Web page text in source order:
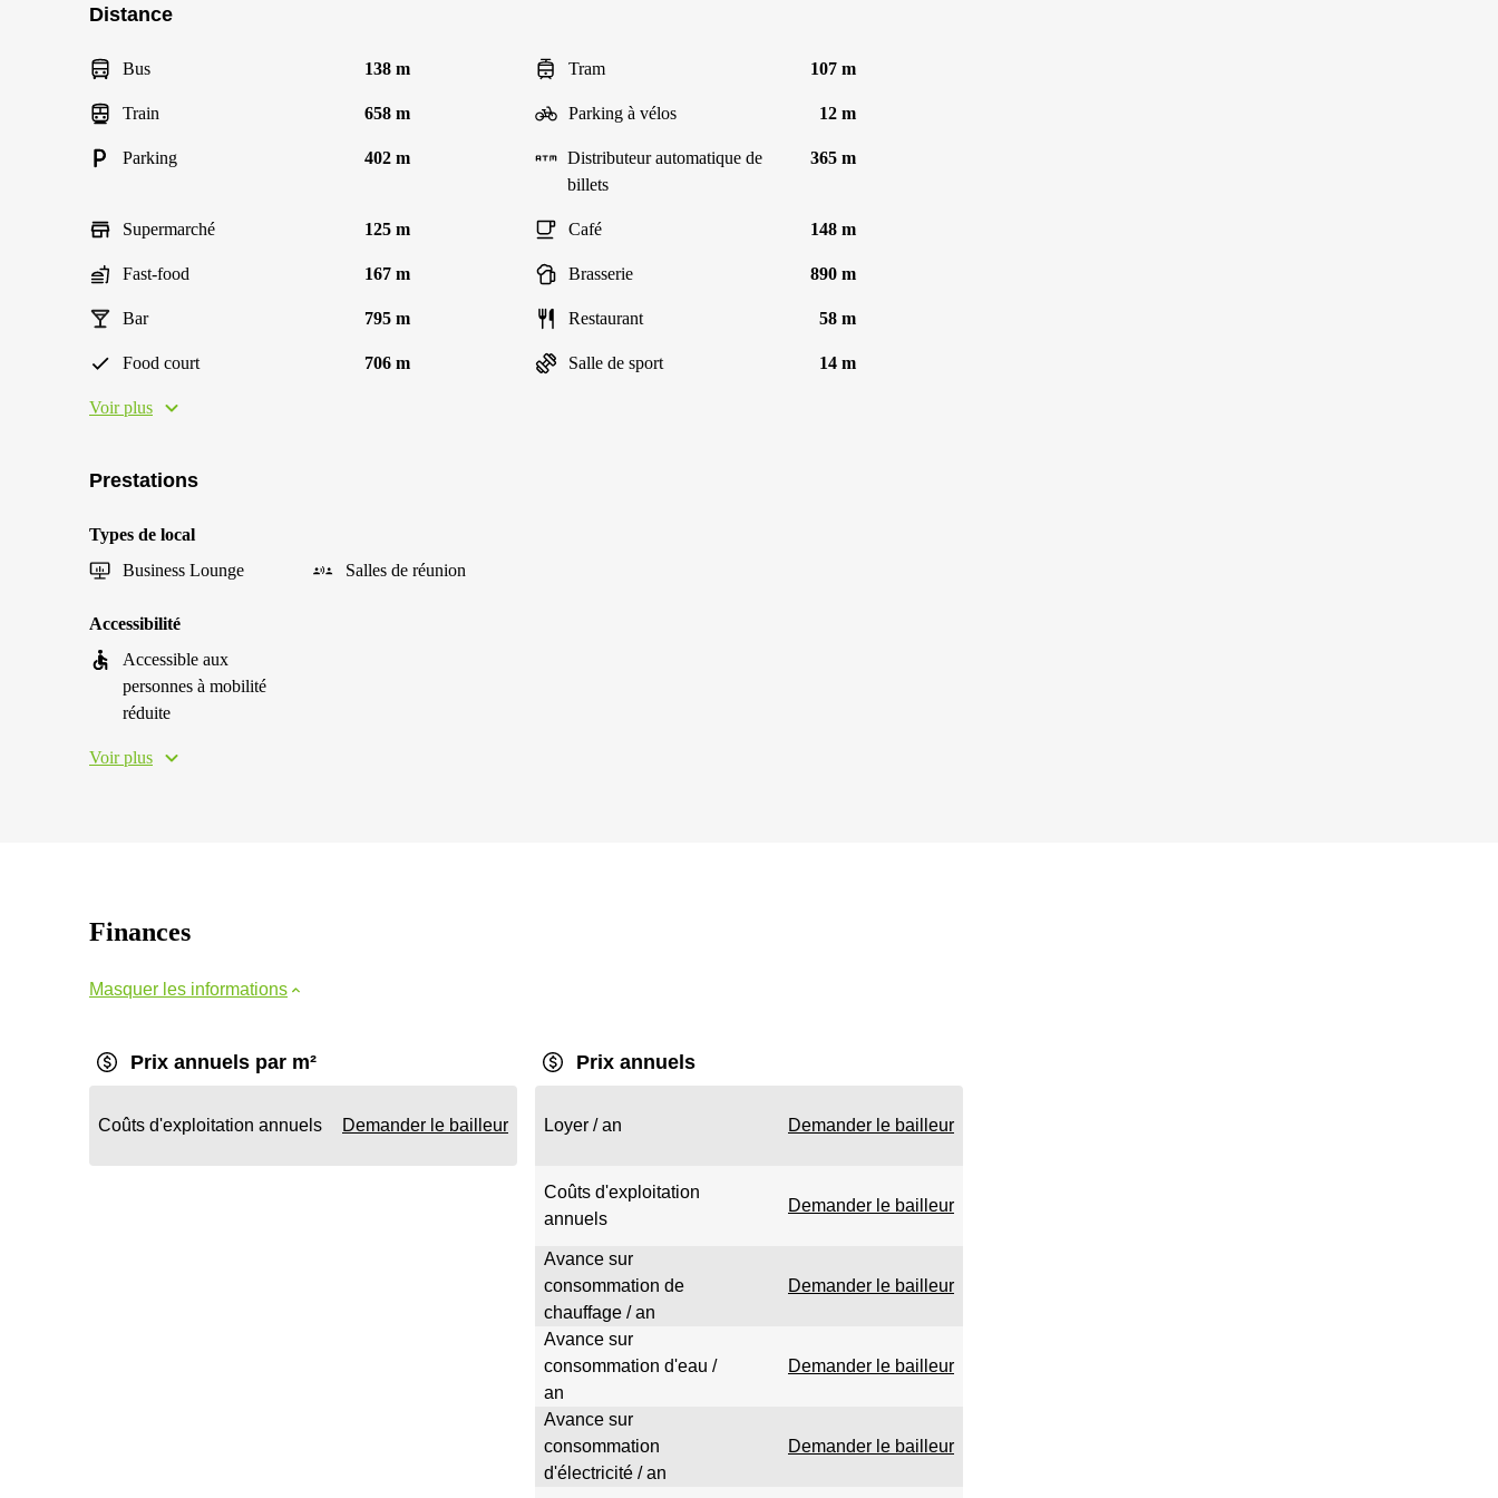
Distance
Bus 138 m Tram 107 m
Train 658 m Parking à vélos 12 m
Parking 402 m
Distributeur automatique de
billets
365 m
Supermarché 125 m Café 148 m
Fast-food 167 m Brasserie 890 m
Bar 795 m Restaurant 58 m
Food court 706 m Salle de sport 14 m
Voir plus
Prestations
Types de local
Business Lounge
Salles de réunion
Accessibilité
Accessible aux
personnes à mobilité
réduite
Voir plus
Finances
Masquer les informations
Prix annuels par m²
Coûts d'exploitation annuels Demander le bailleur
Prix annuels
Loyer / an Demander le bailleur
Coûts d'exploitation
annuels
Demander le bailleur
Avance sur
consommation de
chauffage / an
Demander le bailleur
Avance sur
consommation d'eau /
an
Demander le bailleur
Avance sur
consommation
d'électricité / an
Demander le bailleur